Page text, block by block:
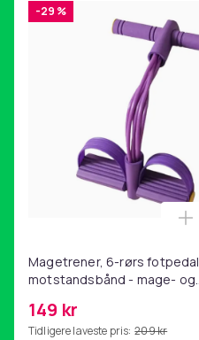
-29 %
Magetrener, 6-rørs fotpedal
motstandsbånd - mage- og
hjemmegymnastikk Purple
149 kr
Tidligere laveste pris: 209 kr